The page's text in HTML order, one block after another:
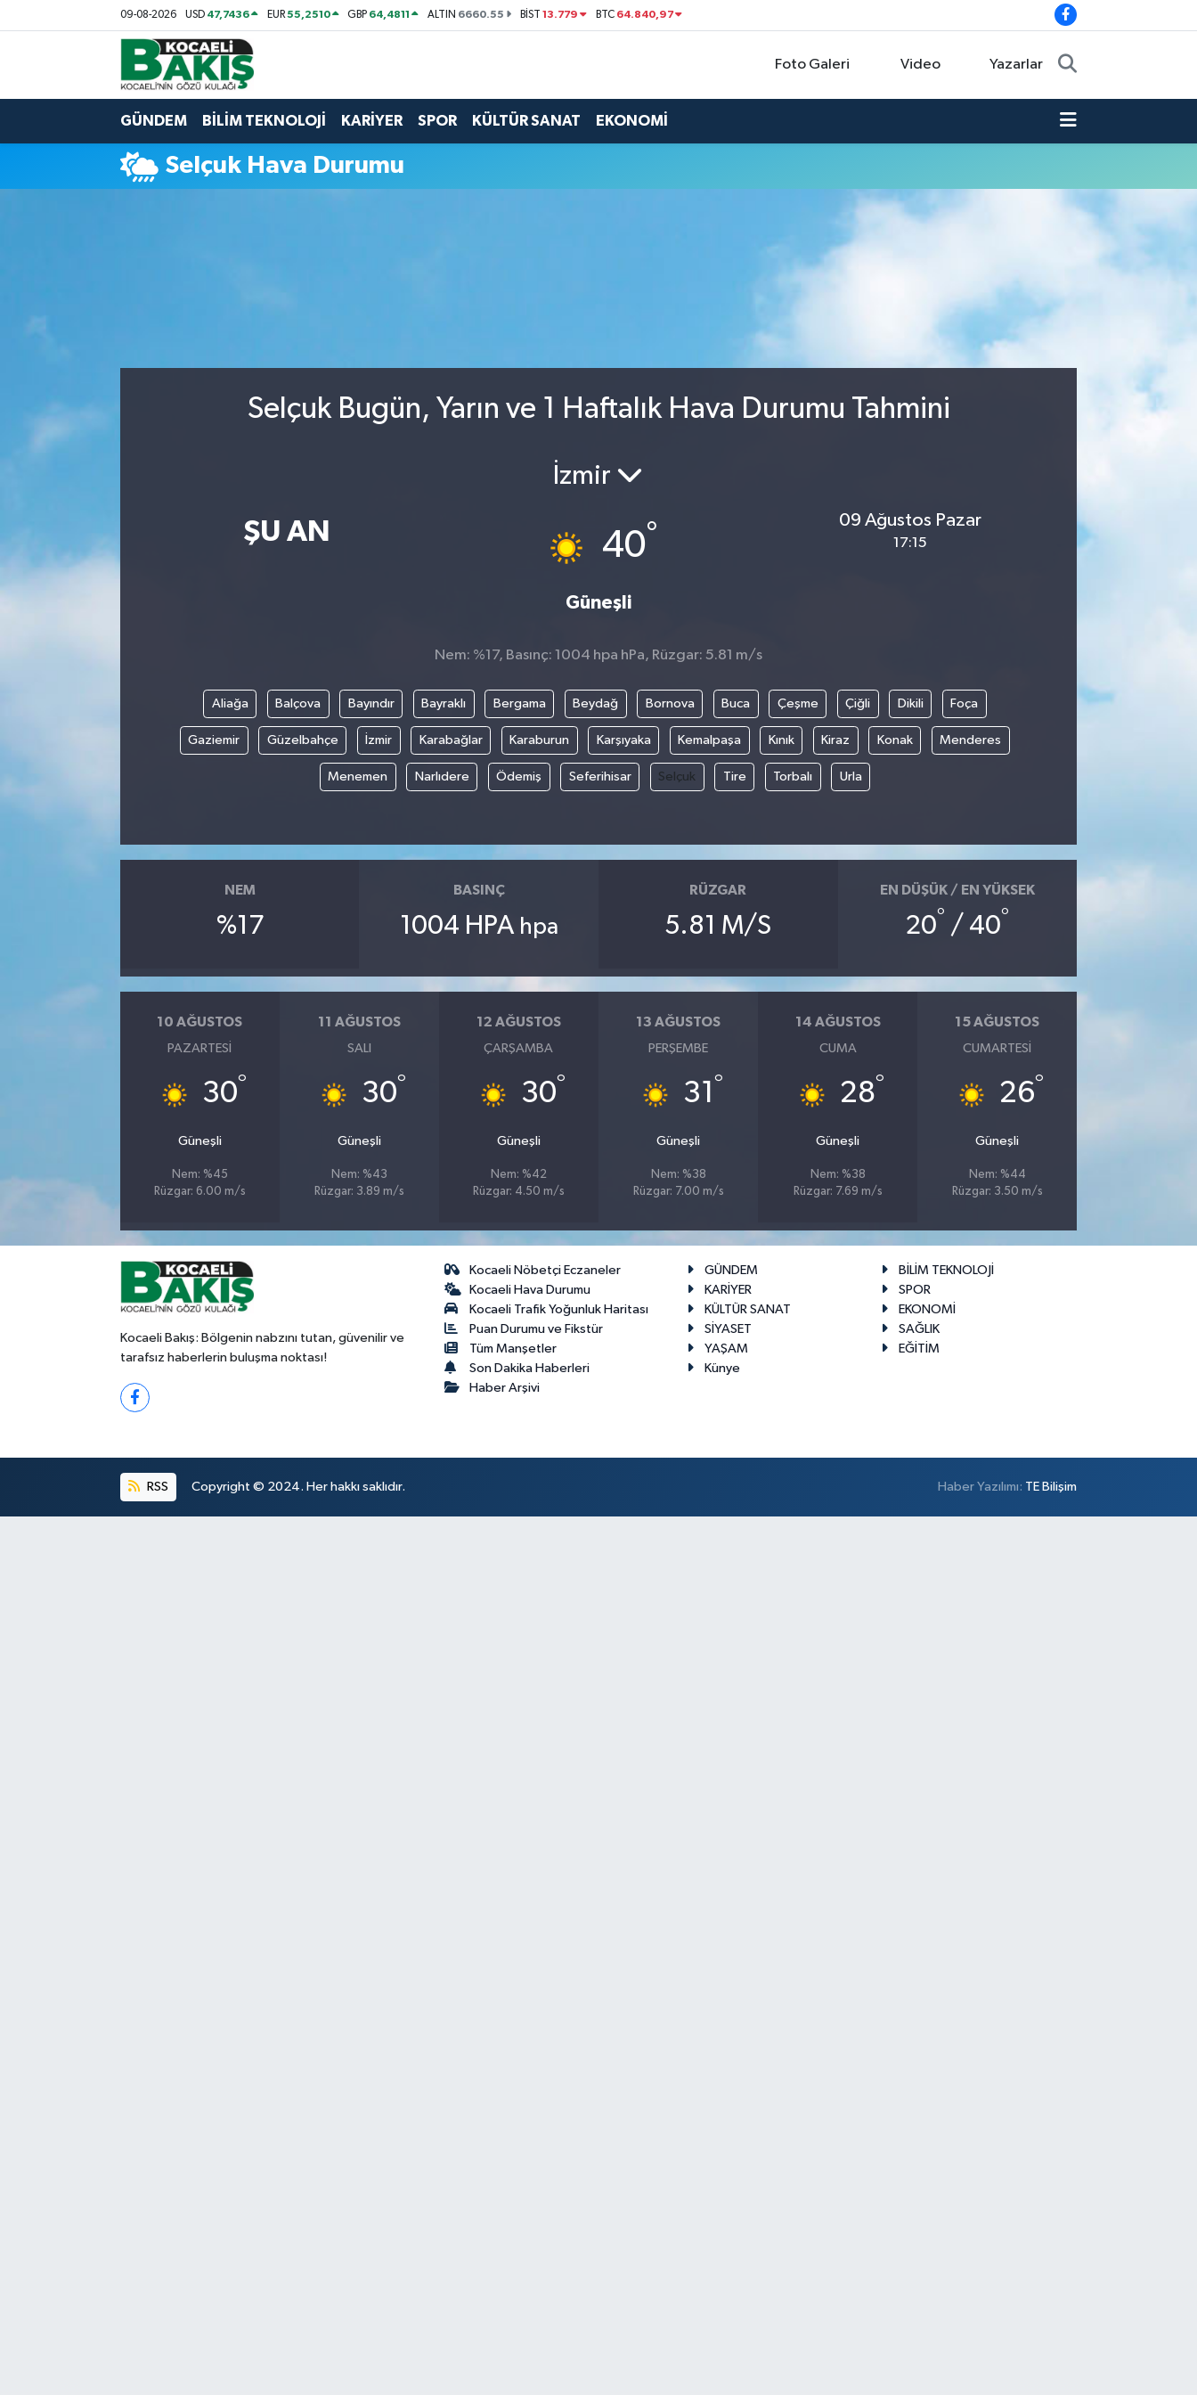
09-08-2026 USD 47,7436 EUR55,2510 GBP 64,4811 ALTIN 6660.55 BİST13.779 BTC 64.840,97
Foto Galeri Video Yazarlar
GÜNDEM BİLİM TEKNOLOJİ KARİYER SPOR KÜLTÜR SANAT EKONOMİ
Selçuk Hava Durumu
Selçuk Bugün, Yarın ve 1 Haftalık Hava Durumu Tahmini
ŞU AN
İzmir
40°
Güneşli
09 Ağustos Pazar
17:15
Nem: %17, Basınç: 1004 hpa hPa, Rüzgar: 5.81 m/s
Aliağa Balçova Bayındır Bayraklı Bergama Beydağ Bornova Buca Çeşme Çiğli Dikili Foça
Gaziemir Güzelbahçe İzmir Karabağlar Karaburun Karşıyaka Kemalpaşa Kınık Kiraz Konak Menderes
Menemen Narlıdere Ödemiş Seferihisar Selçuk Tire Torbalı Urla
NEM
%17
BASINÇ
1004 HPA hpa
RÜZGAR
5.81 M/S
EN DÜŞÜK / EN YÜKSEK
20° / 40°
10 AĞUSTOS
PAZARTESI
30°
Güneşli
Nem: %45
Rüzgar: 6.00 m/s
11 AĞUSTOS
SALI
30°
Güneşli
Nem: %43
Rüzgar: 3.89 m/s
12 AĞUSTOS
ÇARŞAMBA
30°
Güneşli
Nem: %42
Rüzgar: 4.50 m/s
13 AĞUSTOS
PERŞEMBE
31 °
Güneşli
Nem: %38
Rüzgar: 7.00 m/s
14 AĞUSTOS
CUMA
28°
Güneşli
Nem: %38
Rüzgar: 7.69 m/s
15 AĞUSTOS
CUMARTESI
26°
Güneşli
Nem: %44
Rüzgar: 3.50 m/s
Kocaeli Bakış: Bölgenin nabzını tutan, güvenilir ve
tarafsız haberlerin buluşma noktası!
Kocaeli Nöbetçi Eczaneler
Kocaeli Hava Durumu
Kocaeli Trafik Yoğunluk Haritası
Puan Durumu ve Fikstür
Tüm Manşetler
Son Dakika Haberleri
Haber Arşivi
GÜNDEM
BİLİM TEKNOLOJİ
KARİYER
SPOR
KÜLTÜR SANAT
EKONOMİ
SİYASET
SAĞLIK
YAŞAM
EĞİTİM
Künye
RSS Copyright © 2024. Her hakkı saklıdır. Haber Yazılımı: TE Bilişim
Kocaeli Nöbetçi Eczaneler
Kocaeli Hava Durumu
Kocaeli Trafik Yoğunluk Haritası